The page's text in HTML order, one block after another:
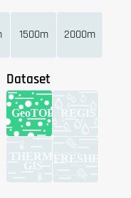
1500m 2000m
Dataset